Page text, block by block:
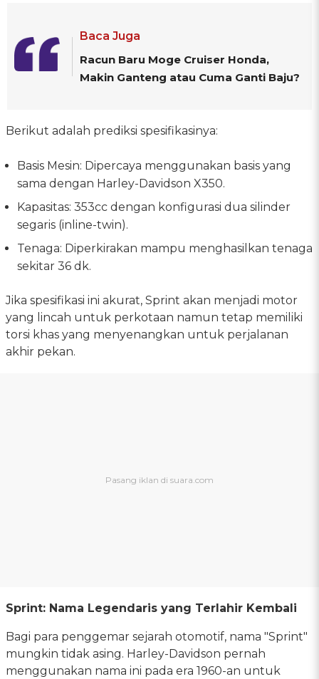
Baca Juga
Racun Baru Moge Cruiser Honda,
Makin Ganteng atau Cuma Ganti Baju?
Berikut adalah prediksi spesifikasinya:
Basis Mesin: Dipercaya menggunakan basis yang
sama dengan Harley-Davidson X350.
Kapasitas: 353cc dengan konfigurasi dua silinder
segaris (inline-twin).
Tenaga: Diperkirakan mampu menghasilkan tenaga
sekitar 36 dk.
Jika spesifikasi ini akurat, Sprint akan menjadi motor
yang lincah untuk perkotaan namun tetap memiliki
torsi khas yang menyenangkan untuk perjalanan
akhir pekan.
Sprint: Nama Legendaris yang Terlahir Kembali
Bagi para penggemar sejarah otomotif, nama "Sprint"
mungkin tidak asing. Harley-Davidson pernah
menggunakan nama ini pada era 1960-an untuk